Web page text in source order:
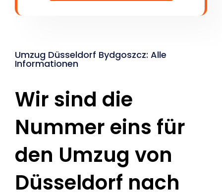
Umzug Düsseldorf Bydgoszcz: Alle
Informationen
Wir sind die
Nummer eins für
den Umzug von
Düsseldorf nach